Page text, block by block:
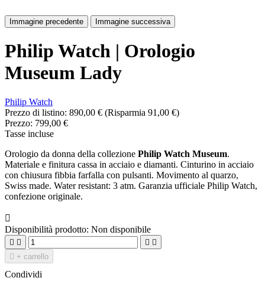
Immagine precedente Immagine successiva
Philip Watch | Orologio
Museum Lady
Philip Watch
Prezzo di listino: 890,00 € (Risparmia 91,00 €)
Prezzo: 799,00 €
Tasse incluse
Orologio da donna della collezione Philip Watch Museum.
Materiale e finitura cassa in acciaio e diamanti. Cinturino in acciaio
con chiusura fibbia farfalla con pulsanti. Movimento al quarzo,
Swiss made. Water resistant: 3 atm. Garanzia ufficiale Philip Watch,
confezione originale.

Disponibilità prodotto: Non disponibile
   
 + carrello
Condividi